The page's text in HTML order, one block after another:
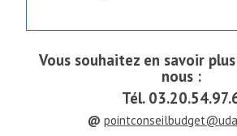
Vous souhaitez en savoir
nous :
Tél.
@